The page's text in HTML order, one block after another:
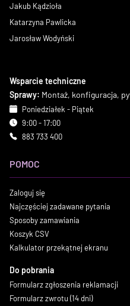
Jakub Kądzioła
Katarzyna Pawlicka
Jarosław Wodyński
Wsparcie techniczne
Sprawy: Montaż, konfiguracja,
Poniedziałek - Piątek
9:00 - 17:00
883 733 400
POMOC
Zaloguj się
Najczęściej zadawane pytania
Sposoby zamawiania
Koszyk CSV
Kalkulator przekątnej ekranu
Do pobrania
Formularz zgłoszenia reklamacji
Formularz zwrotu (14 dni)